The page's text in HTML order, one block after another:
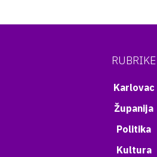
RUBRIKE
Karlovac
Županija
Politika
Kultura